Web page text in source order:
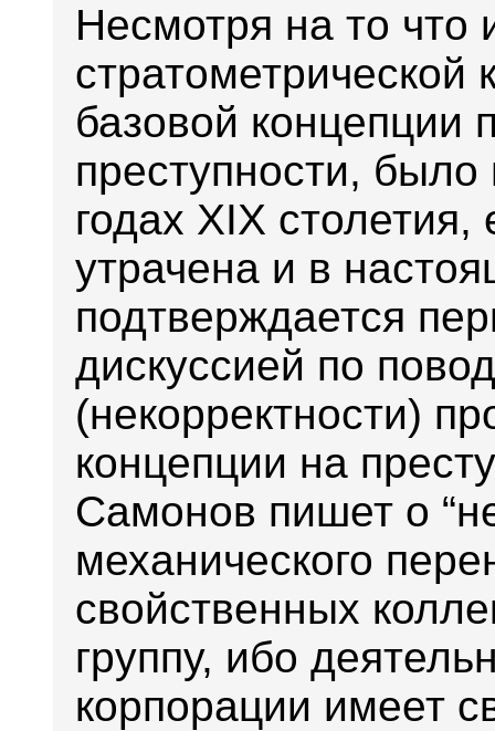
Несмотря на то что
стратометрической
базовой концепции
преступности,
годах XIX столетия,
утрачена и в
подтверждается
дискуссией по
(некорректности)
концепции на
Самонов пишет о
механического
свойственных
группу, ибо
корпорации имеет